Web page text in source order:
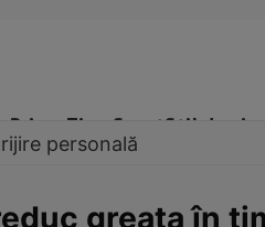
Prime Time SportStil de
personală
greaţa în